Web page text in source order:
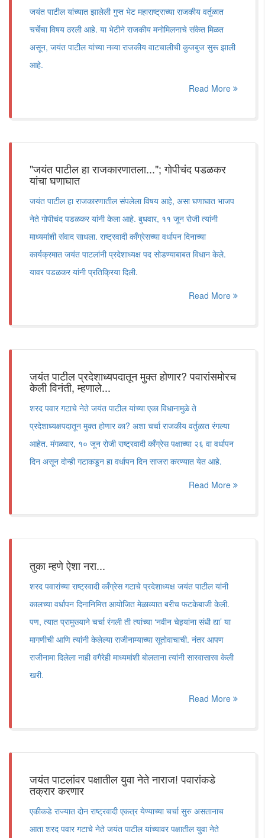
जयंत पाटील यांच्यात झालेली गुप्त भेट महाराष्ट्राच्या राजकीय वर्तुळात
चर्चेचा विषय ठरली आहे. या भेटीने राजकीय मनोमिलनाचे संकेत मिळत
असून, जयंत पाटील यांच्या नव्या राजकीय वाटचालीची कुजबुज सुरू झाली
आहे.
Read More
"जयंत पाटील हा राजकारणातला..."; गोपीचंद पडळकर
यांचा घणाघात
जयंत पाटील हा राजकारणातील संपलेला विषय आहे, असा घणाघात भाजप
नेते गोपीचंद पडळकर यांनी केला आहे. बुधवार, ११ जून रोजी त्यांनी
माध्यमांशी संवाद साधला. राष्ट्रवादी काँग्रेसच्या वर्धापन दिनाच्या
कार्यक्रमात जयंत पाटलांनी प्रदेशाध्यक्ष पद सोडण्याबाबत विधान केले.
यावर पडळकर यांनी प्रतिक्रिया दिली.
Read More
जयंत पाटील प्रदेशाध्यपदातून मुक्त होणार? पवारांसमोरच
केली विनंती, म्हणाले...
शरद पवार गटाचे नेते जयंत पाटील यांच्या एका विधानामुळे ते
प्रदेशाध्यक्षपदातून मुक्त होणार का? अशा चर्चा राजकीय वर्तुळात रंगल्या
आहेत. मंगळवार, १० जून रोजी राष्ट्रवादी काँग्रेस पक्षाच्या २६ वा वर्धापन
दिन असून दोन्ही गटाकडून हा वर्धापन दिन साजरा करण्यात येत आहे.
Read More
तुका म्हणे ऐशा नरा...
शरद पवारांच्या राष्ट्रवादी काँग्रेस गटाचे प्रदेशाध्यक्ष जयंत पाटील यांनी
कालच्या वर्धापन दिनानिमित्त आयोजित मेळाव्यात बरीच फटकेबाजी केली.
पण, त्यात प्रामुख्याने चर्चा रंगली ती त्यांच्या ‘नवीन चेहर्‍यांना संधी द्या’ या
मागणीची आणि त्यांनी केलेल्या राजीनाम्याच्या सूतोवाचाची. नंतर आपण
राजीनामा दिलेला नाही वगैरेही माध्यमांशी बोलताना त्यांनी सारवासारव केली
खरी.
Read More
जयंत पाटलांवर पक्षातील युवा नेते नाराज! पवारांकडे
तक्रार करणार
एकीकडे राज्यात दोन राष्ट्रवादी एकत्र येण्याच्या चर्चा सुरु असतानाच
आता शरद पवार गटाचे नेते जयंत पाटील यांच्यावर पक्षातील युवा नेते